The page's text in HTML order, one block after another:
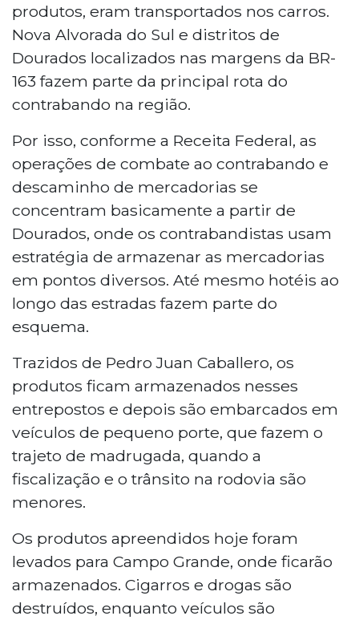
produtos, eram transportados nos carros.
Nova Alvorada do Sul e distritos de
Dourados localizados nas margens da BR-
163 fazem parte da principal rota do
contrabando na região.
Por isso, conforme a Receita Federal, as
operações de combate ao contrabando e
descaminho de mercadorias se
concentram basicamente a partir de
Dourados, onde os contrabandistas usam
estratégia de armazenar as mercadorias
em pontos diversos. Até mesmo hotéis ao
longo das estradas fazem parte do
esquema.
Trazidos de Pedro Juan Caballero, os
produtos ficam armazenados nesses
entrepostos e depois são embarcados em
veículos de pequeno porte, que fazem o
trajeto de madrugada, quando a
fiscalização e o trânsito na rodovia são
menores.
Os produtos apreendidos hoje foram
levados para Campo Grande, onde ficarão
armazenados. Cigarros e drogas são
destruídos, enquanto veículos são